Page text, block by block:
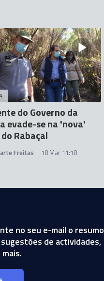
do Governo da
evade-se na 'nova'
Rabaçal
Freitas 18 Mar 11:18
no seu e-mail o resumo
de actividades,